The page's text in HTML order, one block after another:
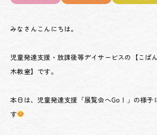
みなさんこんにちは。
児童発達支援・放課後等デイサービスの【こ
木教室】です。
本日は、児童発達支援「展覧会へGo！」の様子
す